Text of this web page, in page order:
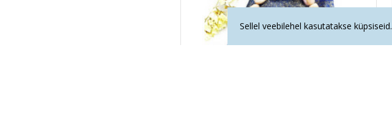
Sellel veebilehel kasutatakse küpsiseid.